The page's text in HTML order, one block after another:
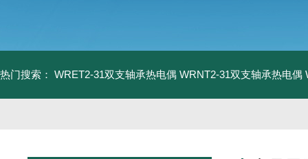
热门搜索： WRET2-31双支轴承热电偶 WRNT2-31双支轴承热电偶